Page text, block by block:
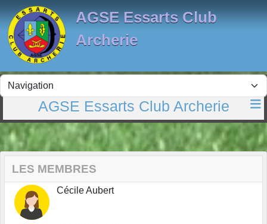
AGSE Essarts Club
Archerie
AGSE Essarts Club Archerie
LES MEMBRES
Cécile Aubert
Panneau de gestion des cookies